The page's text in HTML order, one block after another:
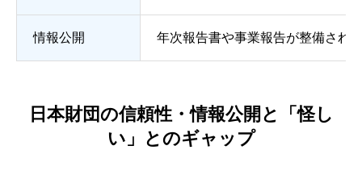
情報公開 年次報告書や事業報告が整備され
日本財団の信頼性・情報公開と「怪し
い」とのギャップ